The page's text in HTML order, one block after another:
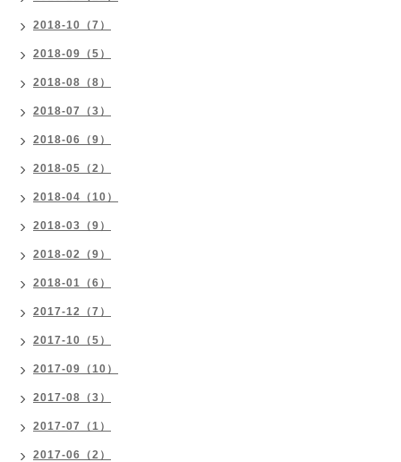
2018-10（7）
2018-09（5）
2018-08（8）
2018-07（3）
2018-06（9）
2018-05（2）
2018-04（10）
2018-03（9）
2018-02（9）
2018-01（6）
2017-12（7）
2017-10（5）
2017-09（10）
2017-08（3）
2017-07（1）
2017-06（2）